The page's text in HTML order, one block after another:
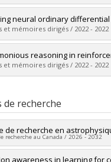
obtenu :M. Sc.
le document dans Papyrus
:Dufort-Labbé, Simon
Maîtrise
obtenu :M. Sc.
le document dans Papyrus
neural ordinary
et mémoires dirigés / 2022 - 2022
:Howe, Nikolaus Harry
Maîtrise
obtenu :M. Sc.
reasoning in
et mémoires dirigés / 2022 - 2022
Maîtrise
obtenu :M. Sc.
le document dans Papyrus
de recherche
de recherche en
recherche au Canada / 2026 - 2032
principal : David
awareness in learning for